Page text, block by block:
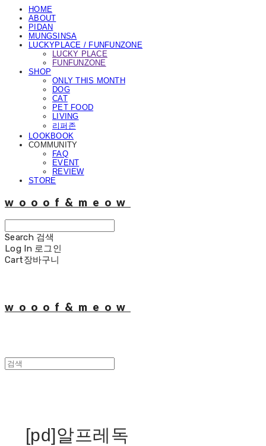
HOME
ABOUT
PIDAN
MUNGSINSA
LUCKYPLACE / FUNFUNZONE
LUCKY PLACE
FUNFUNZONE
SHOP
ONLY THIS MONTH
DOG
CAT
PET FOOD
LIVING
리퍼존
LOOKBOOK
COMMUNITY
FAQ
EVENT
REVIEW
STORE
wooof&meow
Search 검색
Log In 로그인
Cart장바구니
wooof&meow
[pd]알프레독